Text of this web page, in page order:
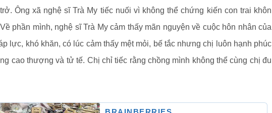
Ông xã nghệ sĩ Trà My tiếc nuối vì không thể chứng kiến con trai khôn
phần mình, nghệ sĩ Trà My cảm thấy mãn nguyện về cuộc hôn nhân của
lực, khó khăn, có lúc cảm thấy mệt mỏi, bế tắc nhưng chị luôn hạnh phúc
cao thượng và tử tế. Chị chỉ tiếc rằng chồng mình không thể cùng chị đu